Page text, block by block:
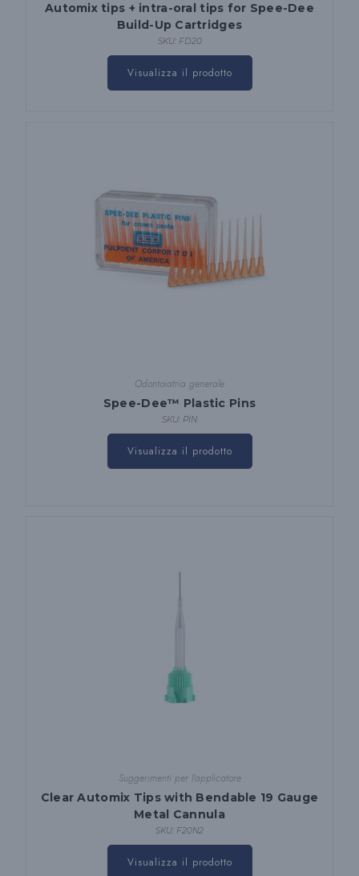
Automix tips + intra-oral tips for Spee-Dee
Build-Up Cartridges
SKU: FD20
Visualizza il prodotto
Odontoiatria generale
Spee-Dee™ Plastic Pins
SKU: PIN
Visualizza il prodotto
Suggerimenti per l'applicatore
Clear Automix Tips with Bendable 19 Gauge
Metal Cannula
SKU: F20N2
Visualizza il prodotto